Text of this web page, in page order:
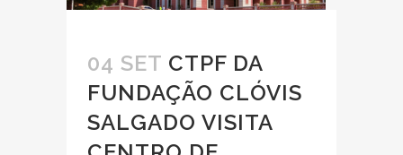
04 SET CTPF DA
FUNDAÇÃO CLÓVIS
SALGADO VISITA